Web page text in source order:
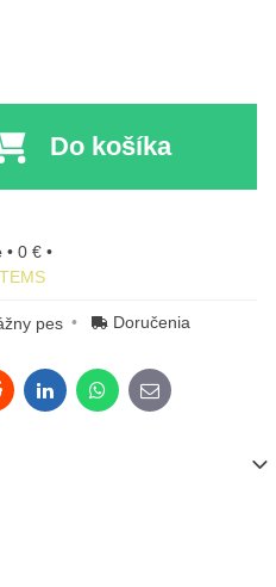
Do košíka
• 0 € •
pes Doručenia
LinkedInWhatsApp
E-mail